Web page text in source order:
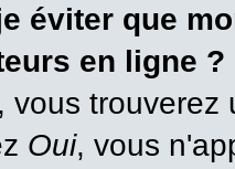
éviter que
en ligne ?
vous
Oui, vous